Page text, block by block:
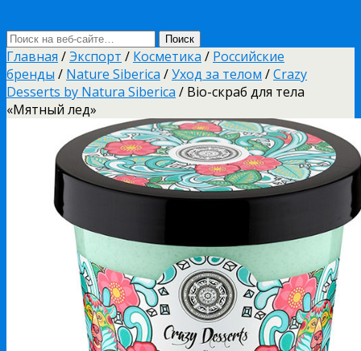
Главная /Экспорт / Косметика / Российские
бренды / Nature Siberica /Уход за телом /Crazy
Desserts by Natura Siberica / Bio-скраб для тела
«Мятный лед»